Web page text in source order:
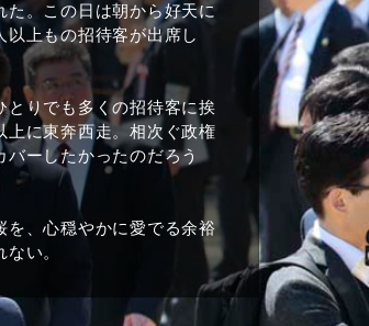
た。この日は朝から好天に
以上もの招待客が出席し
とりでも多くの招待客に挨
上に東奔西走。相次ぐ政権
ーしたかったのだろう
を、心穏やかに愛でる余裕
い。